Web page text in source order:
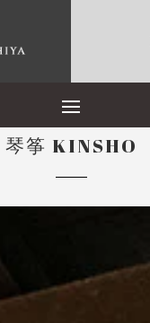
琴筝 KINSHO